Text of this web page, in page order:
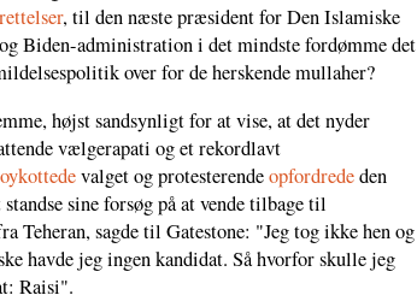
, til den næste præsident for Den Islamiske
Biden-administration i det mindste fordømme det
over for de herskende mullaher?
højst sandsynligt for at vise, at det nyder
vælgerapati og et rekordlavt
valget og protesterendeopfordrededen
sine forsøg på at vende tilbage til
Teheran, sagde til Gatestone: "Jeg tog ikke hen og
havde jeg ingen kandidat. Så hvorfor skulle jeg
Raisi".